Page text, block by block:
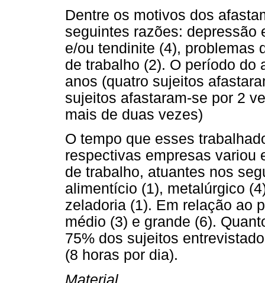
Dentre os motivos dos
seguintes razões: depressão
e/ou tendinite (4), problemas
de trabalho (2). O período do
anos (quatro sujeitos
sujeitos afastaram-se por 2
mais de duas vezes)
O tempo que esses
respectivas empresas variou
de trabalho, atuantes nos
alimentício (1), metalúrgico
zeladoria (1). Em relação ao
médio (3) e grande (6).
75% dos sujeitos
(8 horas por dia).
Material